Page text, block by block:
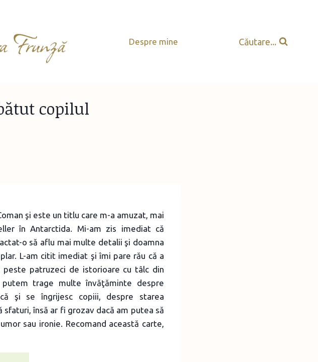
Despre mine Căutare...
copilul
şi este un titlu care m-a amuzat, mai
în Antarctida. Mi-am zis imediat că
o să aflu mai multe detalii şi doamna
L-am citit imediat şi îmi pare rău că a
patruzeci de istorioare cu tâlc din
trage multe învăţăminte despre
şi se îngrijesc copiii, despre starea
sfaturi, însă ar fi grozav dacă am putea să
sau ironie. Recomand această carte,